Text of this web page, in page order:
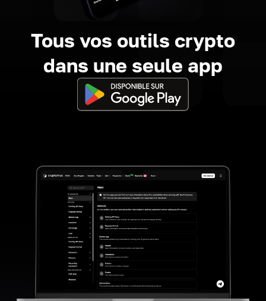
Tous vos outils crypto
dans une seule app